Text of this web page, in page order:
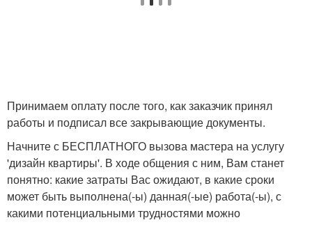
Принимаем оплату после того, как заказчик принял
работы и подписал все закрывающие документы.
Начните с БЕСПЛАТНОГО вызова мастера на услугу
'дизайн квартиры'. В ходе общения с ним, Вам станет
понятно: какие затраты Вас ожидают, в какие сроки
может быть выполнена(-ы) данная(-ые) работа(-ы), с
какими потенциальными трудностями можно